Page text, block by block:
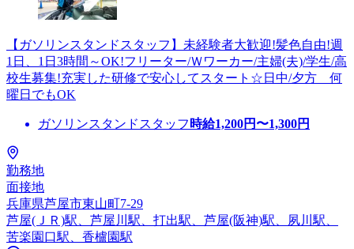
【ガソリンスタンドスタッフ】未経験者大歓迎!髪色自由!週
1日、1日3時間～OK!フリーター/Ｗワーカー/主婦(夫)/学生/高
校生募集!充実した研修で安心してスタート☆日中/夕方 何
曜日でもOK
ガソリンスタンドスタッフ 時給1,200円〜1,300円
勤務地
面接地
兵庫県芦屋市東山町7-29
芦屋(ＪＲ)駅、芦屋川駅、打出駅、芦屋(阪神)駅、夙川駅、
苦楽園口駅、香櫨園駅